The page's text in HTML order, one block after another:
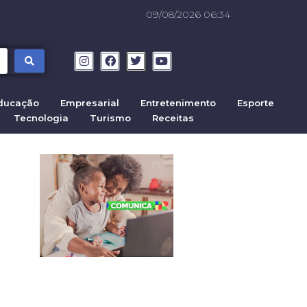
09/08/2026 06:34
Empresarial Entretenimento
Esporte
Tecnologia Turismo Receitas